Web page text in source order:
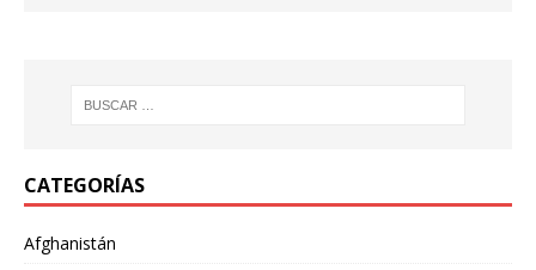
CATEGORÍAS
Afghanistán